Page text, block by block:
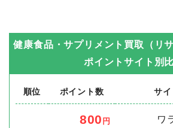
健康食品・サプリメント買取（リ
ポイントサイト別
順位 ポイント数 サ
800 円
ワ